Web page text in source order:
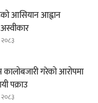
आसियान आह्वान
अस्वीकार
कालोबजारी गरेको आरोपमा
पक्राउ